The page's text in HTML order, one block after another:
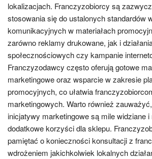
lokalizacjach. Franczyzobiorcy są
stosowania się do ustalonych standardów
komunikacyjnych w materiałach
zarówno reklamy drukowane, jak i
społecznościowych czy kampanie
Franczyzodawcy często oferują gotowe
marketingowe oraz wsparcie w zakresie
promocyjnych, co ułatwia
marketingowych. Warto również
inicjatywy marketingowe są mile widziane
dodatkowe korzyści dla sklepu.
pamiętać o konieczności konsultacji z
wdrożeniem jakichkolwiek lokalnych